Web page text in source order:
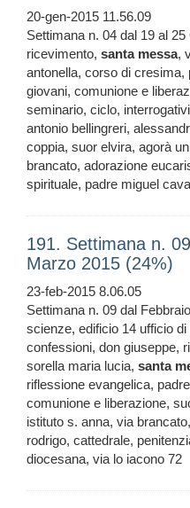
20-gen-2015 11.56.09
Settimana n. 04 dal 19 al
ricevimento, santa messa,
antonella, corso di cresima,
giovani, comunione e
seminario, ciclo,
antonio bellingreri,
coppia, suor elvira, agorà
brancato, adorazione
spirituale, padre miguel
191. Settimana n.
Marzo 2015 (24%)
23-feb-2015 8.06.05
Settimana n. 09 dal
scienze, edificio 14 ufficio
confessioni, don giuseppe,
sorella maria lucia, santa
riflessione evangelica,
comunione e liberazione,
istituto s. anna, via
rodrigo, cattedrale,
diocesana, via lo iacono 72